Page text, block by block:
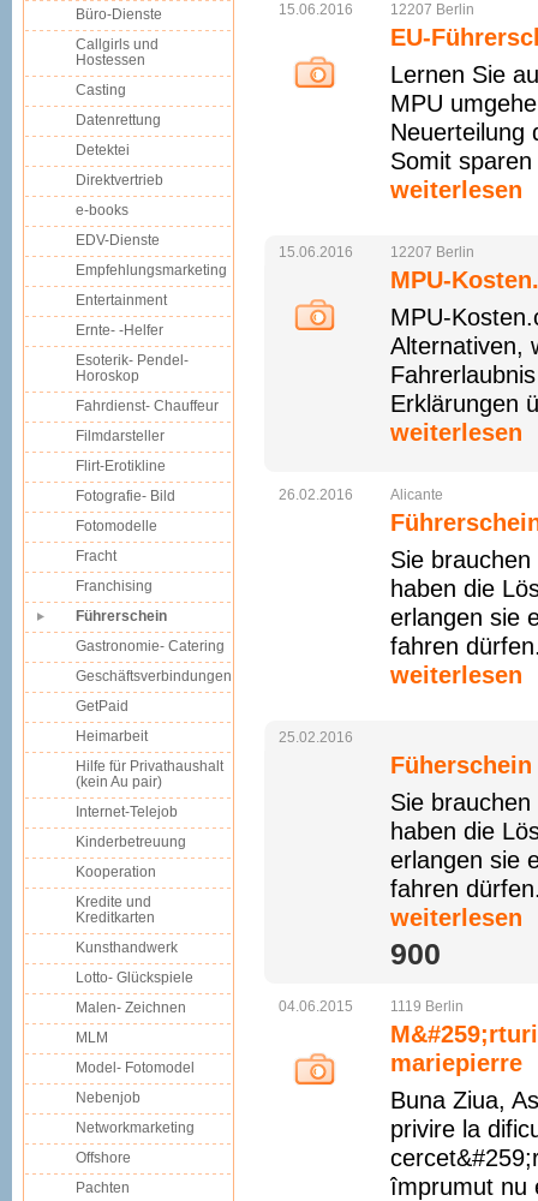
15.06.2016 12207 Berlin
EU-
Lernen Sie
MPU
Neuerteilung
Somit
weiterlesen
15.06.2016 12207 Berlin
MPU-
MPU-
Alternativen,
Erklärungen
weiterlesen
26.02.2016 Alicante
Sie
haben die
erlangen sie
fahren
weiterlesen
25.02.2016
Sie
haben die
erlangen sie
fahren
weiterlesen
900 
04.06.2015 1119 Berlin
mariepierre
Buna Ziua,
privire la
împrumut
Büro-Dienste
Callgirls und
Hostessen
Casting
Datenrettung
Detektei
Direktvertrieb
e-books
EDV-Dienste
Empfehlungsmarketing
Entertainment
Ernte- -Helfer
Esoterik- Pendel-
Horoskop
Fahrdienst- Chauffeur
Filmdarsteller
Flirt-Erotikline
Fotografie- Bild
Fotomodelle
Fracht
Franchising
Führerschein
Gastronomie- Catering
Geschäftsverbindungen
GetPaid
Heimarbeit
Hilfe für Privathaushalt
(kein Au pair)
Internet-Telejob
Kinderbetreuung
Kooperation
Kredite und
Kreditkarten
Kunsthandwerk
Lotto- Glückspiele
Malen- Zeichnen
MLM
Model- Fotomodel
Nebenjob
Networkmarketing
Offshore
Pachten